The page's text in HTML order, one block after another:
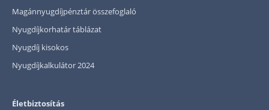
Magánnyugdíjpénztár összefoglaló
Nyugdíjkorhatár táblázat
Nyugdíj kisokos
Nyugdíjkalkulátor 2024
Életbiztosítás